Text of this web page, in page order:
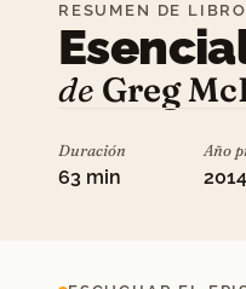
RESUMEN DE LIBRO
de Greg
Duración
63 min
Año
2014